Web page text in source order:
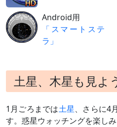
Android用
「スマートステ
ラ」
土星、木星も見よ
1月ごろまでは土星、さらに4
す。惑星ウォッチングを楽しみ